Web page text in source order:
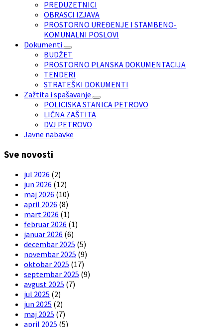
PREDUZETNICI
OBRASCI IZJAVA
PROSTORNO UREĐENJE I STAMBENO-
KOMUNALNI POSLOVI
Dokumenti
BUDŽET
PROSTORNO PLANSKA DOKUMENTACIJA
TENDERI
STRATEŠKI DOKUMENTI
Zažtita i spašavanje
POLICISKA STANICA PETROVO
LIČNA ZAŠTITA
DVJ PETROVO
Javne nabavke
Sve novosti
jul 2026 (2)
jun 2026 (12)
maj 2026 (10)
april 2026 (8)
mart 2026 (1)
februar 2026 (1)
januar 2026 (6)
decembar 2025 (5)
novembar 2025 (9)
oktobar 2025 (17)
septembar 2025 (9)
avgust 2025 (7)
jul 2025 (2)
jun 2025 (2)
maj 2025 (7)
april 2025 (5)